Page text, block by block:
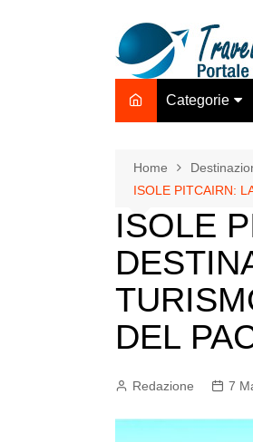
Categorie
Destinazione
TO ADV
Trasporti
Hotel
Istituzioni
Network
Assicurazioni
Home
ISOLE PITCAIRN:
ISOLE
DEL
Redazione 7